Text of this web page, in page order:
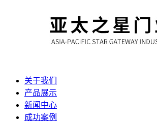
关于我们
产品展示
新闻中心
成功案例